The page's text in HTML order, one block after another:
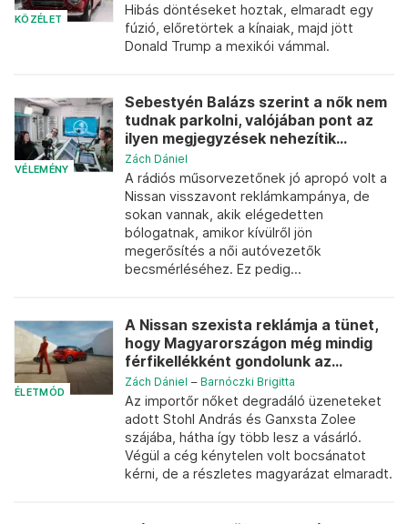
KÖZÉLET
Hibás döntéseket hoztak, elmaradt egy
fúzió, előretörtek a kínaiak, majd jött
Donald Trump a mexikói vámmal.
VÉLEMÉNY
Sebestyén Balázs szerint a nők nem
tudnak parkolni, valójában pont az
ilyen megjegyzések nehezítik...
Zách Dániel
A rádiós műsorvezetőnek jó apropó volt a
Nissan visszavont reklámkampánya, de
sokan vannak, akik elégedetten
bólogatnak, amikor kívülről jön
megerősítés a női autóvezetők
becsmérléséhez. Ez pedig...
ÉLETMÓD
A Nissan szexista reklámja a tünet,
hogy Magyarországon még mindig
férfikellékként gondolunk az...
Zách Dániel – Barnóczki Brigitta
Az importőr nőket degradáló üzeneteket
adott Stohl András és Ganxsta Zolee
szájába, hátha így több lesz a vásárló.
Végül a cég kénytelen volt bocsánatot
kérni, de a részletes magyarázat elmaradt.